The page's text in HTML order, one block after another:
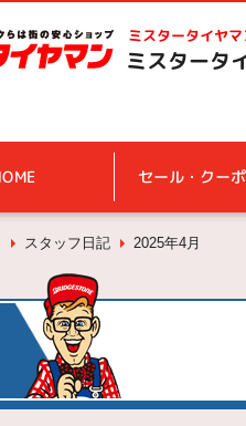
ミスタータイヤ
ミスタータ
セール・クー
スタッフ日記 2025年4月